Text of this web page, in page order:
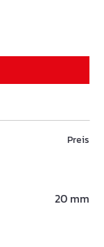
Preis
20 mm